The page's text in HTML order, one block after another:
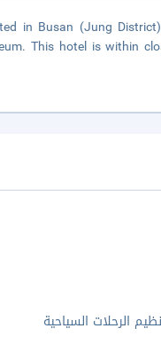
in Busan (Jung
This hotel is within
الرحلات السياحية